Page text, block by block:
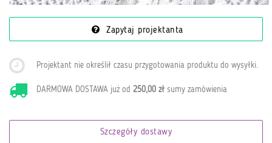
Zapytaj projektanta
Projektant nie określił czasu przygotowania produktu do wysyłki
DARMOWA DOSTAWA już od250,00 zł sumy zamówienia
Szczegóły dostawy